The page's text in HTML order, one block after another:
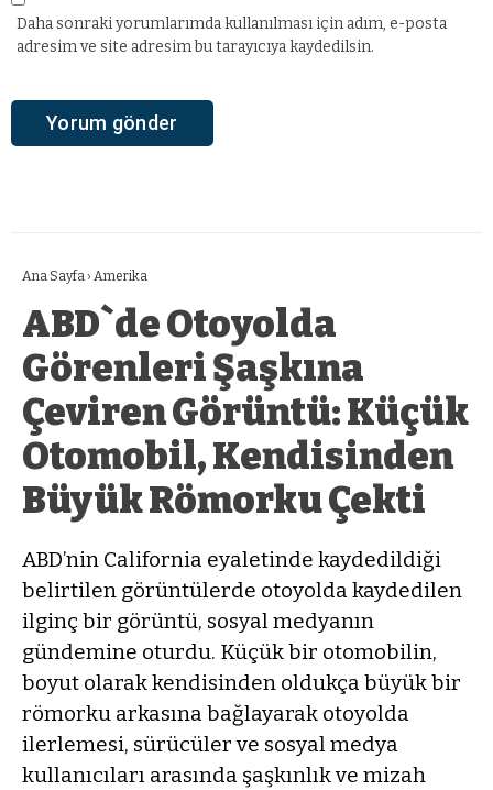
Daha sonraki yorumlarımda kullanılması için adım, e-posta
adresim ve site adresim bu tarayıcıya kaydedilsin.
Ana Sayfa › Amerika
ABD`de Otoyolda
Görenleri Şaşkına
Çeviren Görüntü: Küçük
Otomobil, Kendisinden
Büyük Römorku Çekti
ABD’nin California eyaletinde kaydedildiği
belirtilen görüntülerde otoyolda kaydedilen
ilginç bir görüntü, sosyal medyanın
gündemine oturdu. Küçük bir otomobilin,
boyut olarak kendisinden oldukça büyük bir
römorku arkasına bağlayarak otoyolda
ilerlemesi, sürücüler ve sosyal medya
kullanıcıları arasında şaşkınlık ve mizah